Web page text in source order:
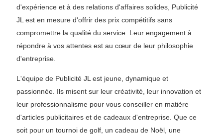
d'expérience et à des relations d'affaires solides, Publicité
JL est en mesure d'offrir des prix compétitifs sans
compromettre la qualité du service. Leur engagement à
répondre à vos attentes est au cœur de leur philosophie
d'entreprise.
L'équipe de Publicité JL est jeune, dynamique et
passionnée. Ils misent sur leur créativité, leur innovation et
leur professionnalisme pour vous conseiller en matière
d'articles publicitaires et de cadeaux d'entreprise. Que ce
soit pour un tournoi de golf, un cadeau de Noël, une